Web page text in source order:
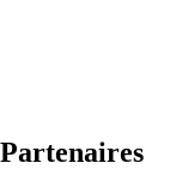
Partenaires